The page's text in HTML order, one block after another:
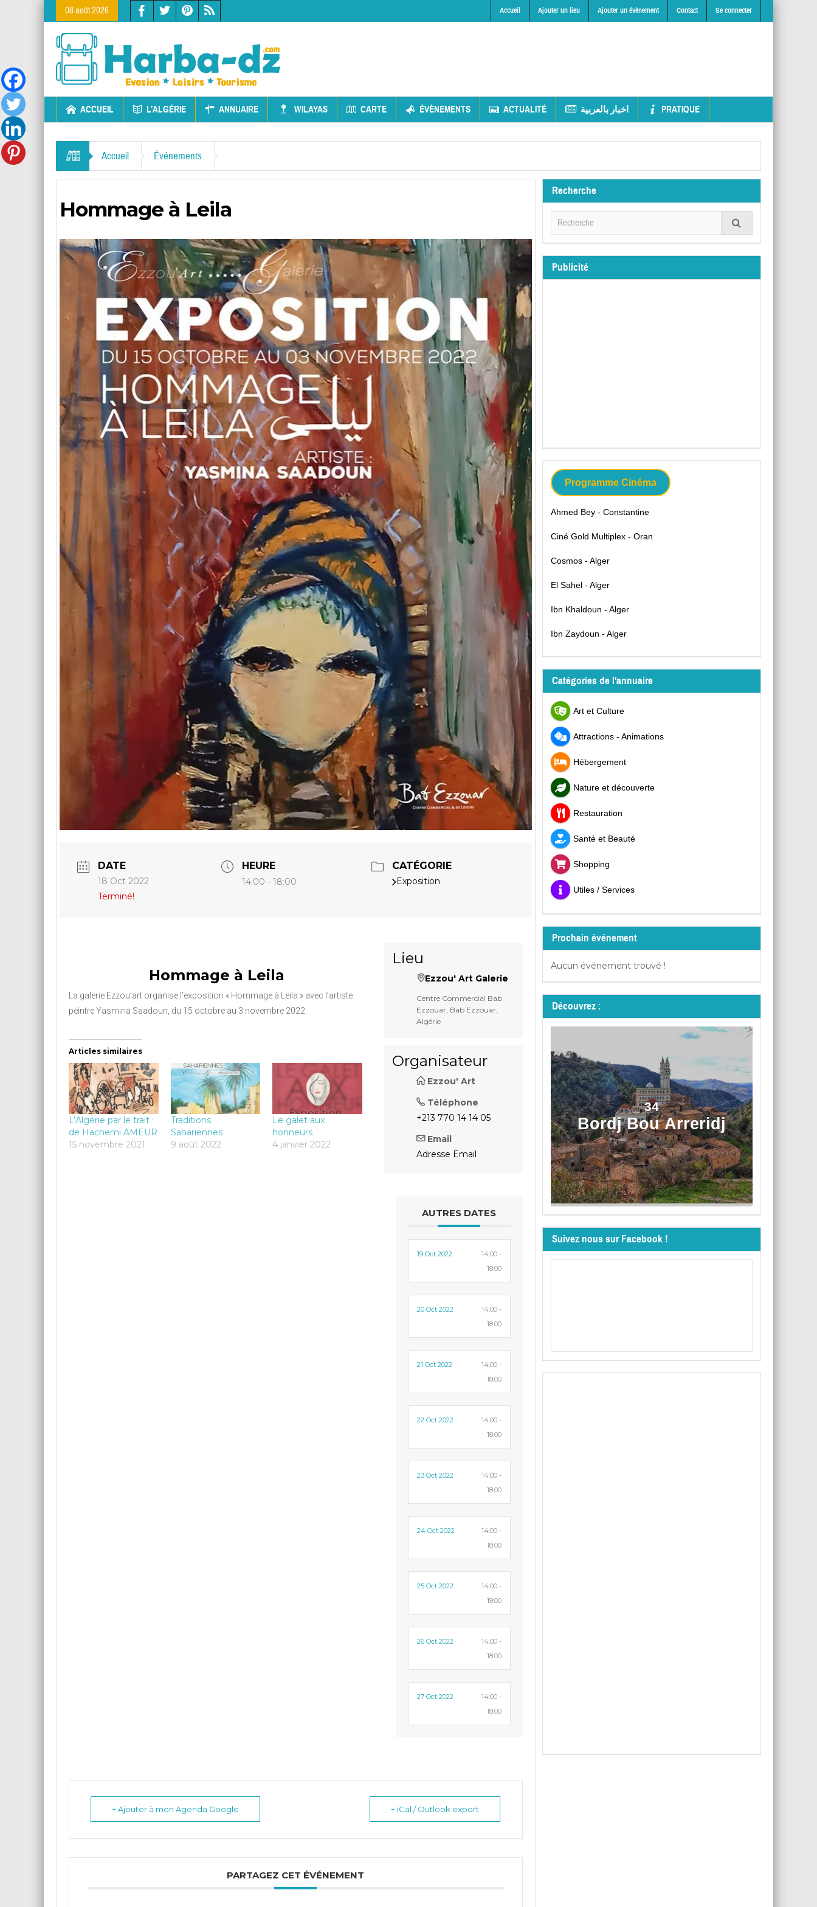
08 août 2026 Accueil Ajouter un lieu Ajouter un évènement Contact Se connecter
ACCUEIL L’ALGÉRIE ANNUAIRE WILAYAS CARTE ÉVÈNEMENTS ACTUALITÉ اخبار بالعربية PRATIQUE
Accueil Événements
Hommage à Leila
DATE
18 Oct 2022
Terminé!
HEURE
14:00 - 18:00
CATÉGORIE
Exposition
Hommage à Leila
La galerie Ezzou’art organise l’exposition « Hommage à Leila » avec l’artiste
peintre Yasmina Saadoun, du 15 octobre au 3 novembre 2022.
Articles similaires
L’Algérie par le trait :
de Hachemi AMEUR
15 novembre 2021
Traditions
Sahariennes
9 août 2022
Le galet aux
honneurs
4 janvier 2022
Lieu
Ezzou' Art Galerie
Centre Commercial Bab
Ezzouar, Bab Ezzouar,
Algérie
Organisateur
Ezzou' Art
Téléphone
+213 770 14 14 05
Email
Adresse Email
AUTRES DATES
19 Oct 2022
14:00 -
18:00
20 Oct 2022
14:00 -
18:00
21 Oct 2022
14:00 -
18:00
22 Oct 2022
14:00 -
18:00
23 Oct 2022
14:00 -
18:00
24 Oct 2022
14:00 -
18:00
25 Oct 2022
14:00 -
18:00
26 Oct 2022
14:00 -
18:00
27 Oct 2022
14:00 -
18:00
+ Ajouter à mon Agenda Google + iCal / Outlook export
PARTAGEZ CET ÉVÉNEMENT
Recherche
Publicité
Programme Cinéma
Ahmed Bey - Constantine
Ciné Gold Multiplex - Oran
Cosmos - Alger
El Sahel - Alger
Ibn Khaldoun - Alger
Ibn Zaydoun - Alger
Catégories de l'annuaire
Art et Culture
Attractions - Animations
Hébergement
Nature et découverte
Restauration
Santé et Beauté
Shopping
Utiles / Services
Prochain événement
Aucun événement trouvé !
Découvrez :
34
Bordj Bou Arreridj
Suivez nous sur Facebook !